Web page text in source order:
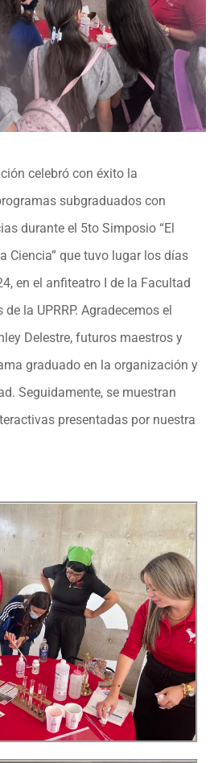
celebró con éxito la
subgraduados con
durante el 5to Simposio “El
Ciencia” que tuvo lugar los días
en el anfiteatro I de la Facultad
la UPRRP. Agradecemos el
Delestre, futuros maestros y
graduado en la organización y
Seguidamente, se muestran
presentadas por nuestra